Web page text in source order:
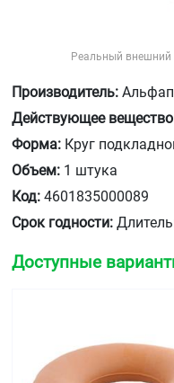
Реальный внешний
Производитель:
Действующее
Форма: Круг
Объем: 1 штука
Код: 4601835000089
Срок годности:
Доступные